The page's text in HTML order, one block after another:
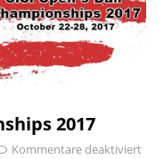
2017
Kommentare deaktiviert